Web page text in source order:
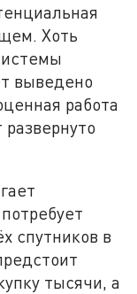
Хоть
выведено
работа
спутников в
тысячи, а